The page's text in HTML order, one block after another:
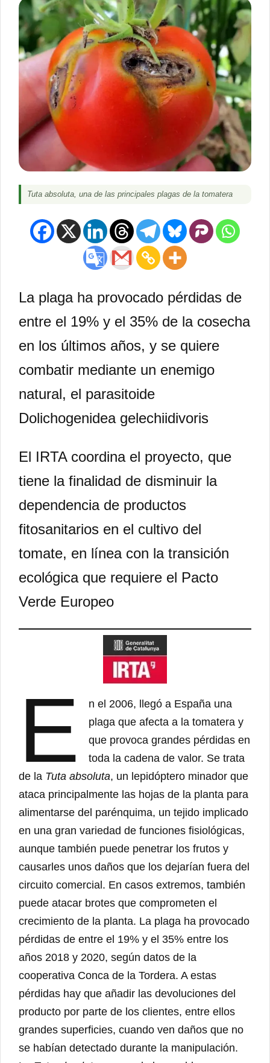
Tuta absoluta, una de las principales plagas de la tomatera
La plaga ha provocado pérdidas de
entre el 19% y el 35% de la cosecha
en los últimos años, y se quiere
combatir mediante un enemigo
natural, el parasitoide
Dolichogenidea gelechiidivoris
El IRTA coordina el proyecto, que
tiene la finalidad de disminuir la
dependencia de productos
fitosanitarios en el cultivo del
tomate, en línea con la transición
ecológica que requiere el Pacto
Verde Europeo
E
n el 2006, llegó a España una
plaga que afecta a la tomatera y
que provoca grandes pérdidas en
toda la cadena de valor. Se trata
de la Tuta absoluta, un lepidóptero minador que
ataca principalmente las hojas de la planta para
alimentarse del parénquima, un tejido implicado
en una gran variedad de funciones fisiológicas,
aunque también puede penetrar los frutos y
causarles unos daños que los dejarían fuera del
circuito comercial. En casos extremos, también
puede atacar brotes que comprometen el
crecimiento de la planta. La plaga ha provocado
pérdidas de entre el 19% y el 35% entre los
años 2018 y 2020, según datos de la
cooperativa Conca de la Tordera. A estas
pérdidas hay que añadir las devoluciones del
producto por parte de los clientes, entre ellos
grandes superficies, cuando ven daños que no
se habían detectado durante la manipulación.